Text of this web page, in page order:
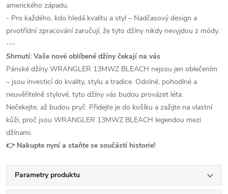
amerického západu.
- Pro každého, kdo hledá kvalitu a styl – Nadčasový design a
prvotřídní zpracování zaručují, že tyto džíny nikdy nevyjdou z módy.
---
Shrnutí: Vaše nové oblíbené džíny čekají na vás
Pánské džíny WRANGLER 13MWZ BLEACH nejsou jen oblečením
– jsou investicí do kvality, stylu a tradice. Odolné, pohodlné a
neuvěřitelně stylové, tyto džíny vás budou provázet léta.
Nečekejte, až budou pryč. Přidejte je do košíku a zažijte na vlastní
kůži, proč jsou WRANGLER 13MWZ BLEACH legendou mezi
džínami.
👉 Nakupte nyní a staňte se součástí historie!
Parametry produktu